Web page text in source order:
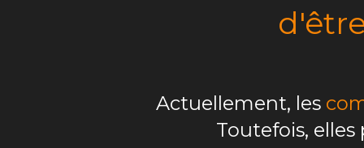
Actuellement, les
Toutefois,